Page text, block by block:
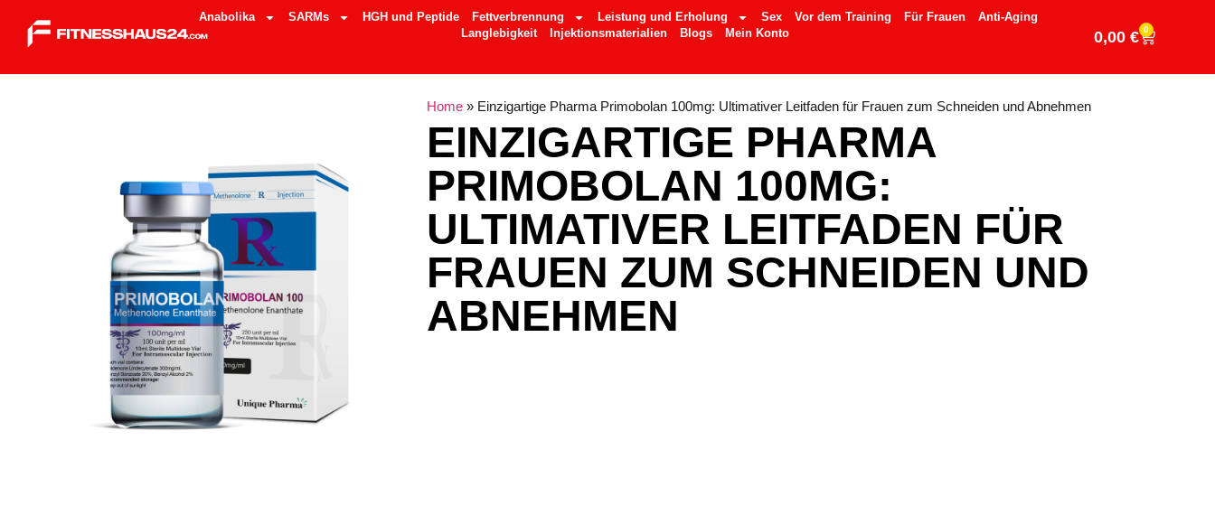
Anabolika SARMs HGH und Peptide Fettverbrennung Leistung und Erholung Sex Vor dem Training Für Frauen
Anti-Aging
Langlebigkeit
Injektionsmaterialien Blogs Mein Konto 0,00 € 0
Home» Einzigartige Pharma Primobolan 100mg: Ultimativer Leitfaden für Frauen zum Schneiden und Abnehmen
EINZIGARTIGE PHARMA
PRIMOBOLAN 100MG:
ULTIMATIVER LEITFADEN FÜR
FRAUEN ZUM SCHNEIDEN UND
ABNEHMEN